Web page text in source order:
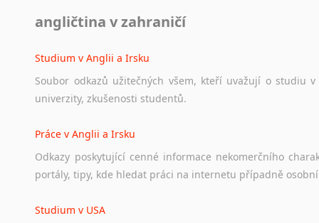
Ať už se jedná o česká diskusní
angličtina v zahraničí
Studium v Anglii a Irsku
Soubor odkazů užitečných všem, kteří uvažují o studiu v
univerzity, zkušenosti studentů.
Práce v Anglii a Irsku
Odkazy poskytující cenné informace nekomerčního
portály, tipy, kde hledat práci na internetu případně osobní
Studium v USA